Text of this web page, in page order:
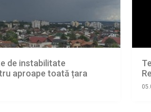
de instabilitate
aproape toată țara